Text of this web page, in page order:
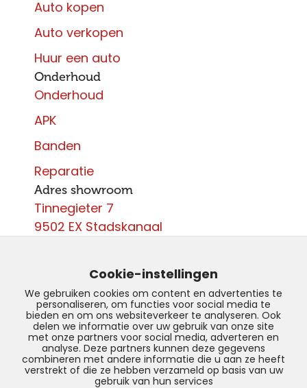
Auto kopen
Auto verkopen
Huur een auto
Onderhoud
Onderhoud
APK
Banden
Reparatie
Adres showroom
Tinnegieter 7
9502 EX Stadskanaal
info@autoparcours.nl
Over ons
Vacatures
Cookie-instellingen
We gebruiken cookies om content en advertenties te
personaliseren, om functies voor social media te
bieden en om ons websiteverkeer te analyseren. Ook
delen we informatie over uw gebruik van onze site
met onze partners voor social media, adverteren en
analyse. Deze partners kunnen deze gegevens
combineren met andere informatie die u aan ze heeft
verstrekt of die ze hebben verzameld op basis van uw
gebruik van hun services